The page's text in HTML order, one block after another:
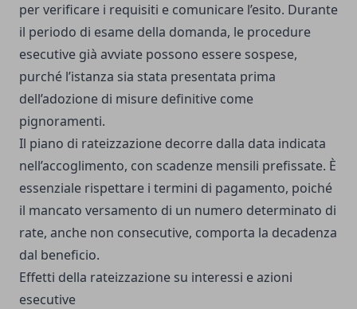
per verificare i requisiti e comunicare l’esito. Durante
il periodo di esame della domanda, le procedure
esecutive già avviate possono essere sospese,
purché l’istanza sia stata presentata prima
dell’adozione di misure definitive come
pignoramenti.
Il piano di rateizzazione decorre dalla data indicata
nell’accoglimento, con scadenze mensili prefissate. È
essenziale rispettare i termini di pagamento, poiché
il mancato versamento di un numero determinato di
rate, anche non consecutive, comporta la decadenza
dal beneficio.
Effetti della rateizzazione su interessi e azioni
esecutive